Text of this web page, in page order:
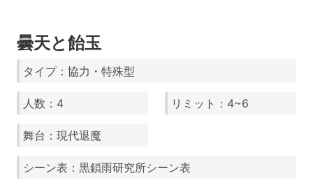
曇天と飴玉
タイプ：協力・特殊型
人数：4 リミット：4~6
舞台：現代退魔
シーン表：黒鎖雨研究所シーン表